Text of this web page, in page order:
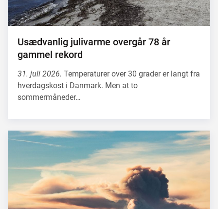
Usædvanlig julivarme overgår 78 år
gammel rekord
31. juli 2026. Temperaturer over 30 grader er langt fra
hverdagskost i Danmark. Men at to
sommermåneder…